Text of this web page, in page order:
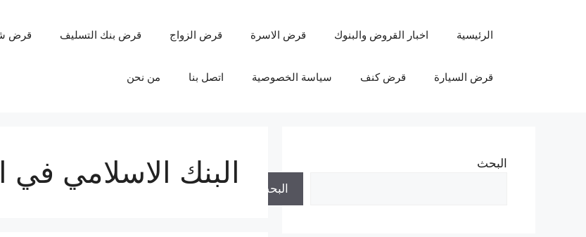
الرئيسية اخبار القروض والبنوك قرض الاسرة قرض الزواج قرض بنك التسليف قرض
قرض السيارة قرض كنف سياسة الخصوصية اتصل بنا من نحن
البنك الاسلامي في
البحث
البحث